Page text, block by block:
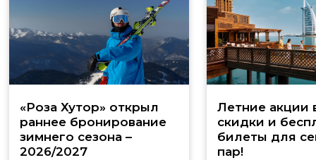
«Роза Хутор» открыл
раннее бронирование
зимнего сезона –
2026/2027
Летние акции
скидки и
билеты для
пар!